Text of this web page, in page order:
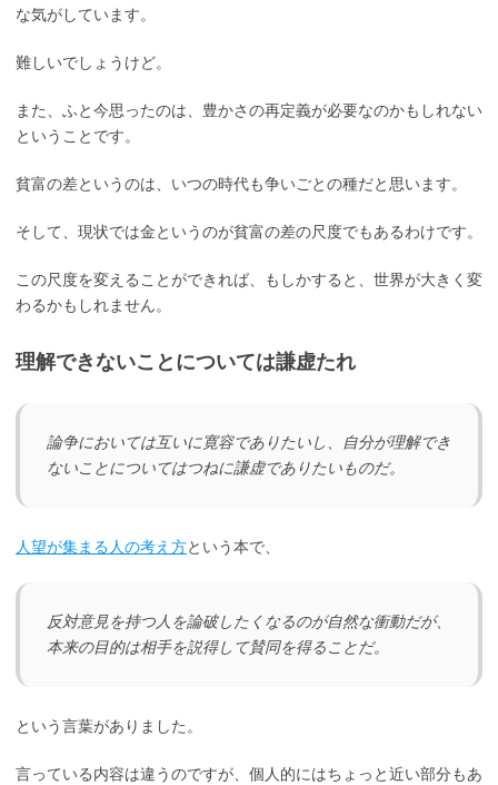
な気がしています。
難しいでしょうけど。
また、ふと今思ったのは、豊かさの再定義が必要なのかもしれない
ということです。
貧富の差というのは、いつの時代も争いごとの種だと思います。
そして、現状では金というのが貧富の差の尺度でもあるわけです。
この尺度を変えることができれば、もしかすると、世界が大きく変
わるかもしれません。
理解できないことについては謙虚たれ
論争においては互いに寛容でありたいし、自分が理解でき
ないことについてはつねに謙虚でありたいものだ。
人望が集まる人の考え方という本で、
反対意見を持つ人を論破したくなるのが自然な衝動だが、
本来の目的は相手を説得して賛同を得ることだ。
という言葉がありました。
言っている内容は違うのですが、個人的にはちょっと近い部分もあ